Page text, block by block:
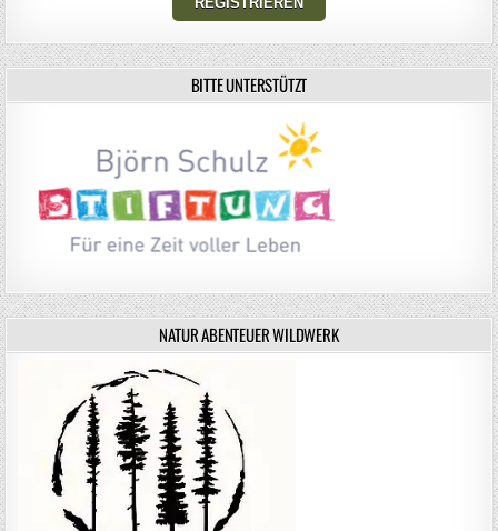
BITTE UNTERSTÜTZT
NATUR ABENTEUER WILDWERK